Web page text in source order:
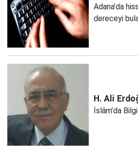
Adana’da
dereceyi
H. Ali
İslâm’da